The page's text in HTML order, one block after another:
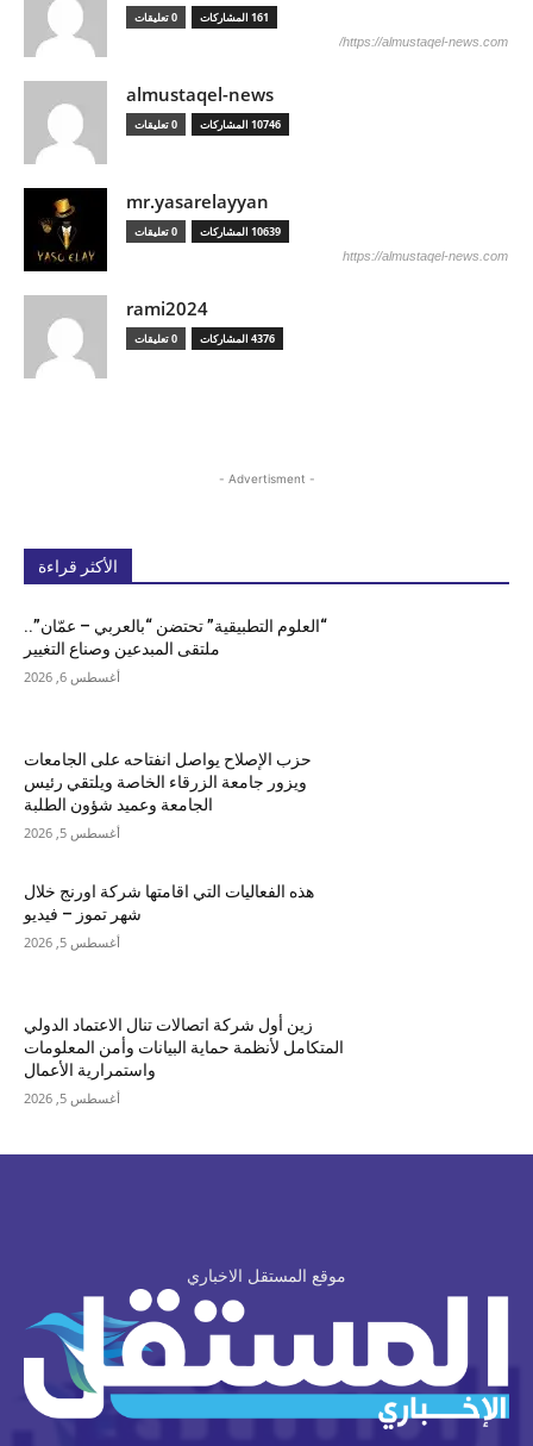
161 المشاركات 0 تعليقات
https://almustaqel-news.com/
almustaqel-news
10746 المشاركات 0 تعليقات
mr.yasarelayyan
10639 المشاركات 0 تعليقات
https://almustaqel-news.com
rami2024
4376 المشاركات 0 تعليقات
- Advertisment -
الأكثر قراءة
“العلوم التطبيقية” تحتضن “بالعربي – عمّان”..
ملتقى المبدعين وصناع التغيير
أغسطس 6, 2026
حزب الإصلاح يواصل انفتاحه على الجامعات
ويزور جامعة الزرقاء الخاصة ويلتقي رئيس
الجامعة وعميد شؤون الطلبة
أغسطس 5, 2026
هذه الفعاليات التي اقامتها شركة اورنج خلال
شهر تموز – فيديو
أغسطس 5, 2026
زين أول شركة اتصالات تنال الاعتماد الدولي
المتكامل لأنظمة حماية البيانات وأمن المعلومات
واستمرارية الأعمال
أغسطس 5, 2026
موقع المستقل الاخباري